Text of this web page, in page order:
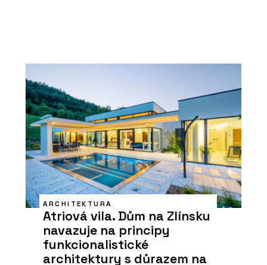
ARCHITEKTURA
Atriová vila. Dům na Zlínsku
navazuje na principy
funkcionalistické
architektury s důrazem na